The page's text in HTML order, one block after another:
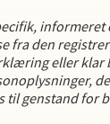
informeret
fra den
eller
til genstand for